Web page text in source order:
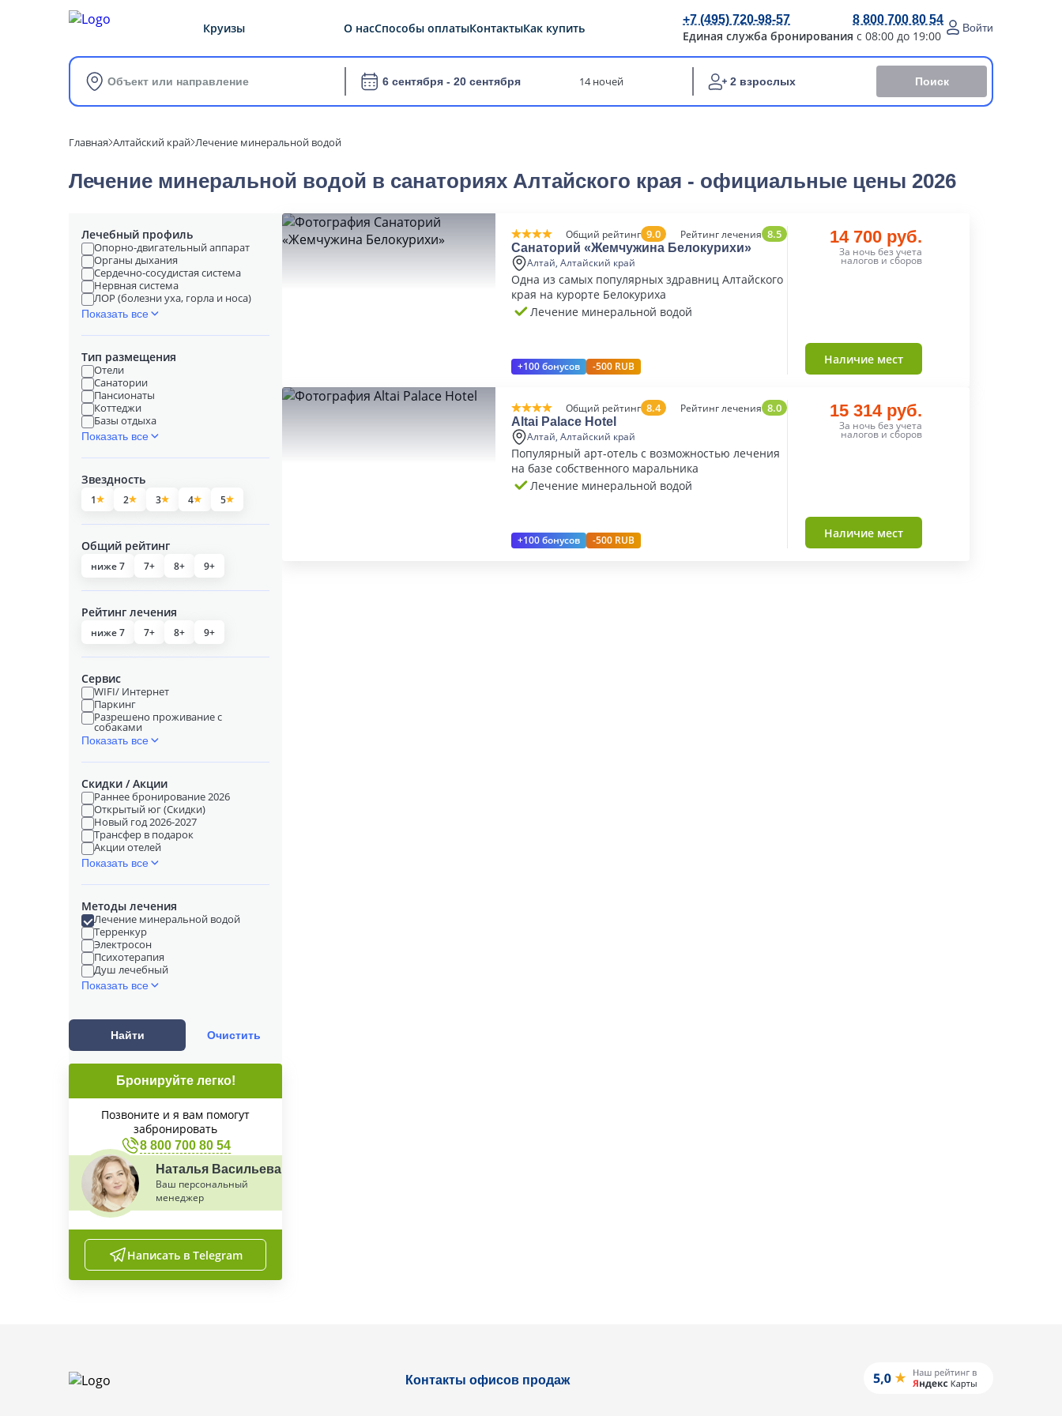
Круизы О насСпособы оплатыКонтактыКак купить
+7 (495) 720-98-57 8 800 700 80 54
Единая служба бронирования с 08:00 до 19:00
Войти
Объект или направление 6 сентября - 20 сентября 14 ночей 2 взрослых Поиск
Главная Алтайский край Лечение минеральной водой
Лечение минеральной водой в cанаториях Алтайского края - официальные цены 2026
Лечебный профиль
Опорно-двигательный аппарат
Органы дыхания
Сердечно-сосудистая система
Нервная система
ЛОР (болезни уха, горла и носа)
Показать все
Тип размещения
Отели
Санатории
Пансионаты
Коттеджи
Базы отдыха
Показать все
Звездность
1 2 3 4 5
Общий рейтинг
ниже 7 7+ 8+ 9+
Рейтинг лечения
ниже 7 7+ 8+ 9+
Сервис
WIFI/ Интернет
Паркинг
Разрешено проживание с
собаками
Показать все
Скидки / Акции
Раннее бронирование 2026
Открытый юг (Скидки)
Новый год 2026-2027
Трансфер в подарок
Акции отелей
Показать все
Методы лечения
Лечение минеральной водой
Терренкур
Электросон
Психотерапия
Душ лечебный
Показать все
Найти Очистить
Бронируйте легко!
Позвоните и я вам помогут
забронировать
8 800 700 80 54
Наталья Васильева
Ваш персональный
менеджер
Написать в Telegram
Общий рейтинг 9.0 Рейтинг лечения 8.5
Санаторий «Жемчужина Белокурихи»
Алтай, Алтайский край
Одна из самых популярных здравниц Алтайского
края на курорте Белокуриха
Лечение минеральной водой
+100 бонусов -500 RUB
14 700 руб.
За ночь без учета
налогов и сборов
Наличие мест
Общий рейтинг 8.4 Рейтинг лечения 8.0
Altai Palace Hotel
Алтай, Алтайский край
Популярный арт-отель с возможностью лечения
на базе собственного маральника
Лечение минеральной водой
+100 бонусов -500 RUB
15 314 руб.
За ночь без учета
налогов и сборов
Наличие мест
Контакты офисов продаж